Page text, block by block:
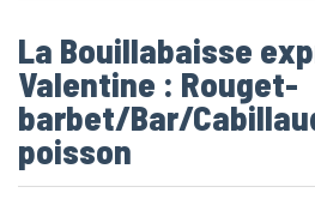
La Bouillabaisse
Valentine : Rouget-
barbet/Bar/
poisson